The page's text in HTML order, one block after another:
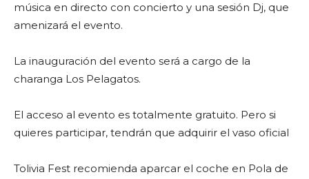
música en directo con concierto y una sesión Dj, que
amenizará el evento.
La inauguración del evento será a cargo de la
charanga Los Pelagatos.
El acceso al evento es totalmente gratuito. Pero si
quieres participar, tendrán que adquirir el vaso oficial
Tolivia Fest recomienda aparcar el coche en Pola de